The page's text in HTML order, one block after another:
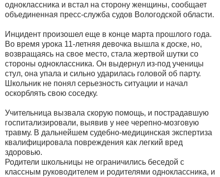
одноклассника и встал на сторону женщины, сообщает
объединенная пресс-служба судов Вологодской области.
Инцидент произошел еще в конце марта прошлого года.
Во время урока 11-летняя девочка вышла к доске, но,
возвращаясь на свое место, стала жертвой шутки со
стороны одноклассника. Он выдернул из-под ученицы
стул, она упала и сильно ударилась головой об парту.
Школьник не понял серьезность ситуации и начал
оскорблять свою соседку.
Учительница вызвала скорую помощь, и пострадавшую
госпитализировали, выявив у нее черепно-мозговую
травму. В дальнейшем судебно-медицинская экспертиза
квалифицировала повреждения как легкий вред
здоровью.
Родители школьницы не ограничились беседой с
классным руководителем и родителями одноклассника, и